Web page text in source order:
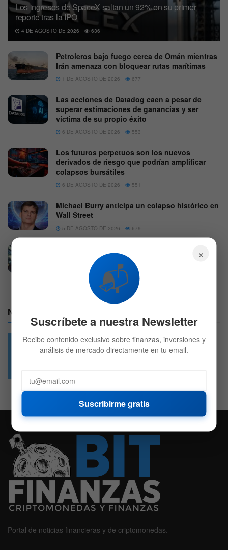
Los ingresos de SpaceX saltan un 92% en su primer
reporte tras la IPO
4 DE AGOSTO DE 2026 636
Petroleros bajo fuego cerca de Omán mientras
Irán amenaza con bloquear rutas marítimas
1 DE AGOSTO DE 2026 677
Las acciones de Datadog caen a pesar de
superar estimaciones de ganancias y ser
víctima de su propio éxito
6 DE AGOSTO DE 2026 553
Los futuros perpetuos son los nuevos
derivados de riesgo que podrían amplificar
colapsos bursátiles
6 DE AGOSTO DE 2026 551
Michael Burry anticipa un colapso histórico en
Wall Street
5 DE AGOSTO DE 2026 679
aeroespacio y automotriz bajo presión
5 DE AGOSTO DE 2026 576
Nuestras Redes:
Portal de noticias financieras y de criptomonedas.
×
📬
Suscríbete a nuestra Newsletter
Recibe contenido exclusivo sobre finanzas, inversiones y
análisis de mercado directamente en tu email.
Suscribirme gratis